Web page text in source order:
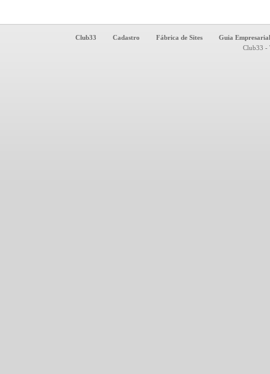
Club33 Cadastro Fábrica de Sites
Guia
Club33 -